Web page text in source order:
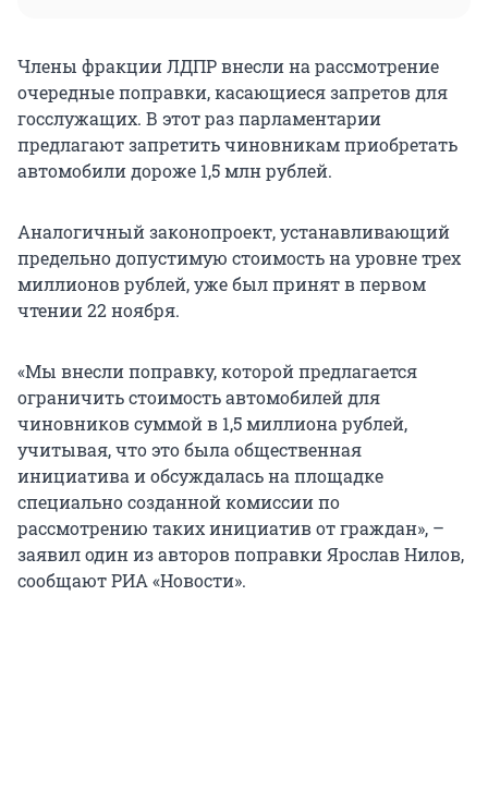
Члены фракции ЛДПР внесли на рассмотрение
очередные поправки, касающиеся запретов для
госслужащих. В этот раз парламентарии
предлагают запретить чиновникам приобретать
автомобили дороже 1,5 млн рублей.
Аналогичный законопроект, устанавливающий
предельно допустимую стоимость на уровне трех
миллионов рублей, уже был принят в первом
чтении 22 ноября.
«Мы внесли поправку, которой предлагается
ограничить стоимость автомобилей для
чиновников суммой в 1,5 миллиона рублей,
учитывая, что это была общественная
инициатива и обсуждалась на площадке
специально созданной комиссии по
рассмотрению таких инициатив от граждан», –
заявил один из авторов поправки Ярослав Нилов,
сообщают РИА «Новости».